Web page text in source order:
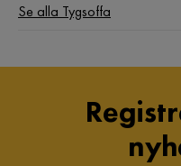
4 år sedan
Visa fler recensioner
Se alla Tygsoffa